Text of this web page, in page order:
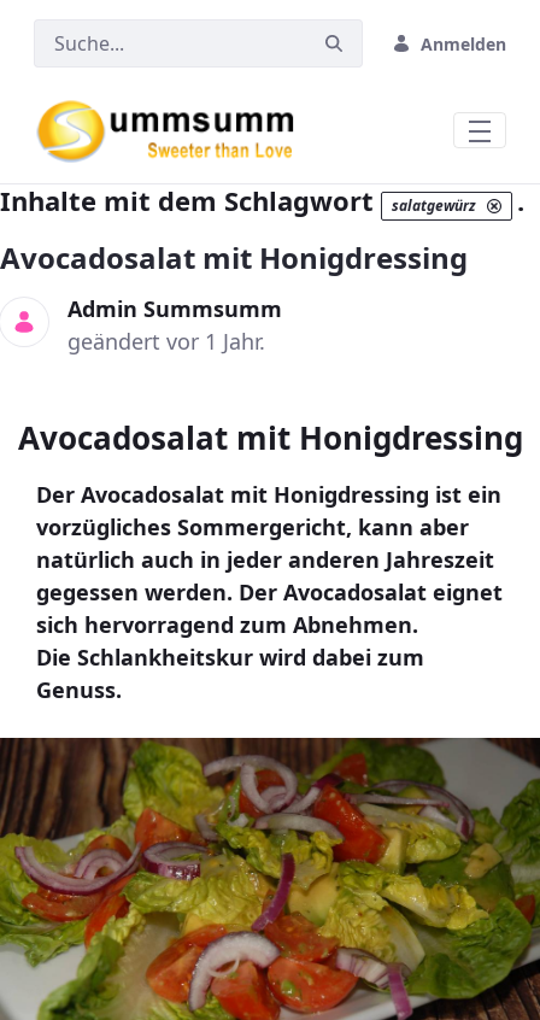
Zum Hauptinhalt springen
Anmelden
Inhalte mit dem Schlagwort salatgewürz .
Avocadosalat mit Honigdressing
Admin Summsumm
geändert vor 1 Jahr.
Avocadosalat mit Honigdressing
Der Avocadosalat mit Honigdressing ist ein
vorzügliches Sommergericht, kann aber
natürlich auch in jeder anderen Jahreszeit
gegessen werden. Der Avocadosalat eignet
sich hervorragend zum Abnehmen.
Die Schlankheitskur wird dabei zum
Genuss.